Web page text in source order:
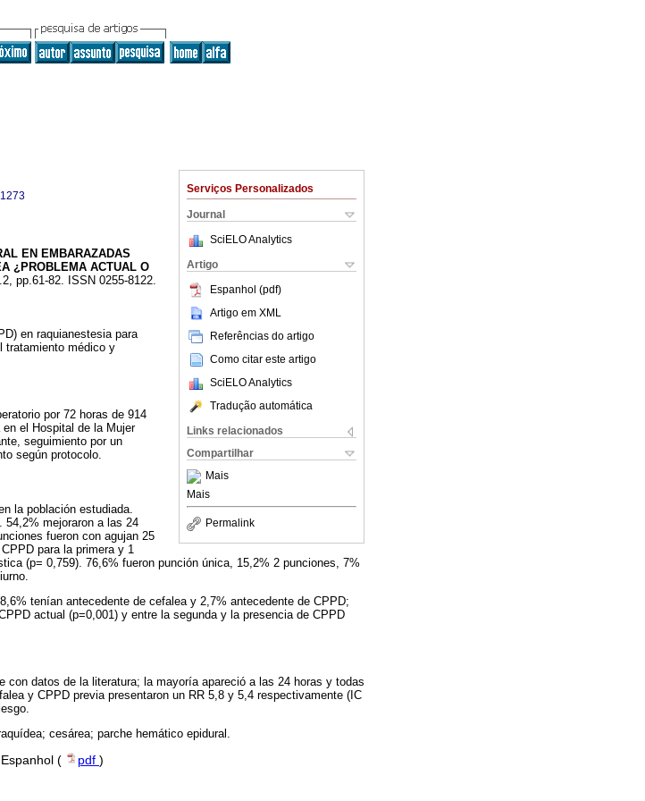
Serviços Personalizados
Journal
SciELO Analytics
Artigo
Espanhol (pdf)
Artigo em XML
Referências do artigo
Como citar este artigo
SciELO Analytics
Tradução automática
Links relacionados
Compartilhar
Mais
Mais
Permalink
EN EMBARAZADAS
¿PROBLEMA ACTUAL O
pp.61-82. ISSN 0255-8122.
en raquianestesia para
tratamiento médico y
por 72 horas de 914
el Hospital de la Mujer
seguimiento por un
según protocolo.
la población estudiada.
54,2% mejoraron a las 24
fueron con agujan 25
para la primera y 1
(p= 0,759). 76,6% fueron punción única, 15,2% 2 punciones, 7%
tenían antecedente de cefalea y 2,7% antecedente de CPPD;
actual (p=0,001) y entre la segunda y la presencia de CPPD
datos de la literatura; la mayoría apareció a las 24 horas y todas
y CPPD previa presentaron un RR 5,8 y 5,4 respectivamente (IC
cesárea; parche hemático epidural.
Espanhol ( pdf )